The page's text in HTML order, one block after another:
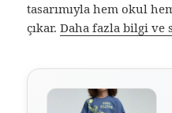
tasarımıyla hem okul
çıkar.Daha fazla bilgi ve